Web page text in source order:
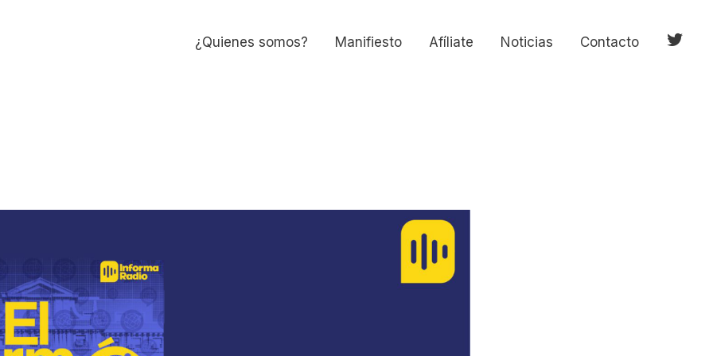
¿Quienes somos? Manifiesto Afíliate Noticias
Contacto